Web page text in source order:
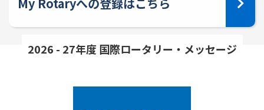
2026 - 27年度 国際ロータリー・メッセージ